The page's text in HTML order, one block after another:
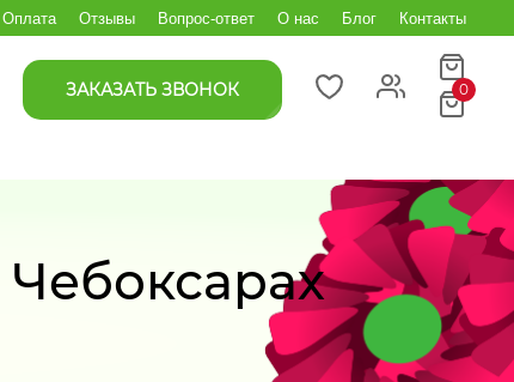
Оплата Отзывы Вопрос-ответ О нас Блог Контакты
ЗАКАЗАТЬ ЗВОНОК 0